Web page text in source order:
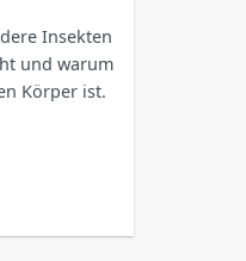
Insekten
und warum
Körper ist.